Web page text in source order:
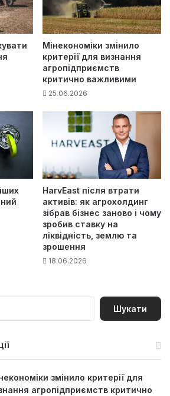
Мінекономіки змінило
критерії для визнання
агропідприємств
критично важливими
25.06.2026
HarvEast після втрати
активів: як агрохолдинг
зібрав бізнес заново і чому
зробив ставку на
ліквідність, землю та
зрошення
18.06.2026
П
змінило критерії для
агропідприємств критично